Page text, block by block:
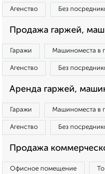
Агенство Без
Продажа гаржей,
Гаражи Машиноместа в
Агенство Без
Аренда гаржей,
Гаражи Машиноместа в
Агенство Без
Продажа
Офисное помещение